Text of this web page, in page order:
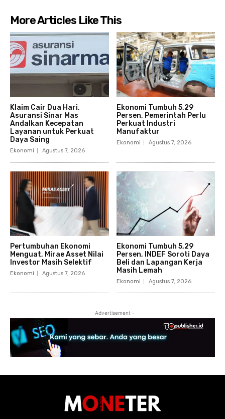
More Articles Like This
Klaim Cair Dua Hari,
Asuransi Sinar Mas
Andalkan Kecepatan
Layanan untuk Perkuat
Daya Saing
Ekonomi Agustus 7, 2026
Ekonomi Tumbuh 5,29
Persen, Pemerintah Perlu
Perkuat Industri
Manufaktur
Ekonomi Agustus 7, 2026
Pertumbuhan Ekonomi
Menguat, Mirae Asset Nilai
Investor Masih Selektif
Ekonomi Agustus 7, 2026
Ekonomi Tumbuh 5,29
Persen, INDEF Soroti Daya
Beli dan Lapangan Kerja
Masih Lemah
Ekonomi Agustus 7, 2026
- Advertisement -